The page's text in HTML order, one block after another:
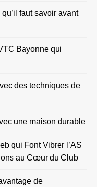
faut savoir avant
Bayonne qui
des techniques de
une maison durable
qui Font Vibrer l’AS
au Cœur du Club
de